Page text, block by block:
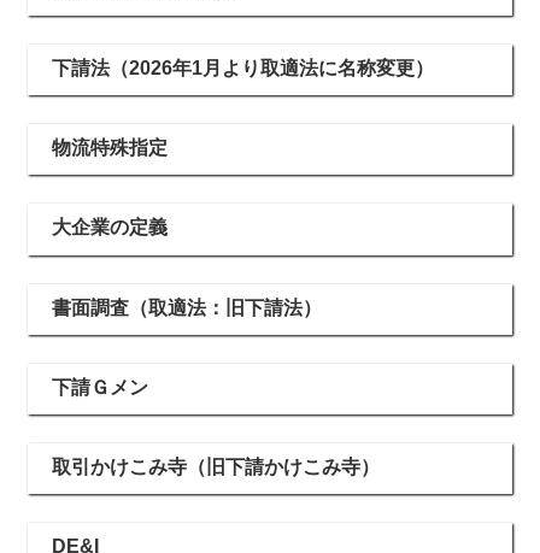
下請法（2026年1月より取適法に名称変更）
物流特殊指定
大企業の定義
書面調査（取適法：旧下請法）
下請Ｇメン
取引かけこみ寺（旧下請かけこみ寺）
DE&I